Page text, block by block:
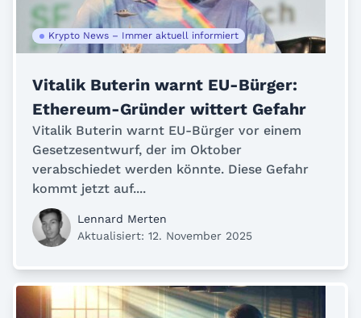
Krypto News – Immer aktuell informiert
Vitalik Buterin warnt EU-Bürger:
Ethereum-Gründer wittert Gefahr
Vitalik Buterin warnt EU-Bürger vor einem
Gesetzesentwurf, der im Oktober
verabschiedet werden könnte. Diese Gefahr
kommt jetzt auf....
Lennard Merten
Aktualisiert: 12. November 2025